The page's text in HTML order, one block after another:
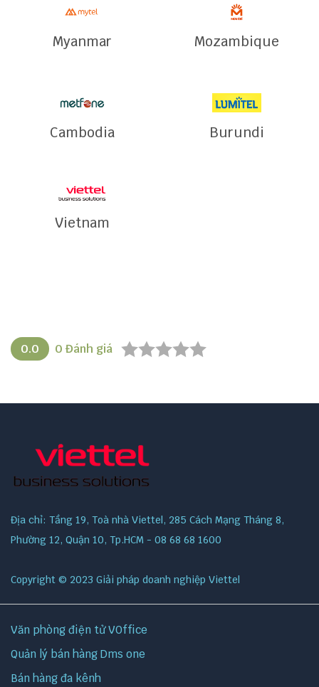
Myanmar Mozambique
Cambodia Burundi
Vietnam
0.0 0 Đánh giá
Địa chỉ: Tầng 19, Toà nhà Viettel, 285 Cách Mạng Tháng 8,
Phường 12, Quận 10, Tp.HCM - 08 68 68 1600
Copyright © 2023 Giải pháp doanh nghiệp Viettel
Văn phòng điện tử VOffice
Quản lý bán hàng Dms one
Bán hàng đa kênh